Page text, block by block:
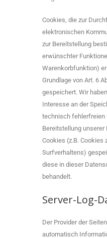
Cookies, die zur
elektronischen
zur Bereitstellung
erwünschter
Warenkorbfunktion)
Grundlage von Art. 6
gespeichert. Wir
Interesse an der
technisch fehlerfreien
Bereitstellung unserer
Cookies (z.B. Cookies
Surfverhaltens)
diese in dieser
behandelt.
Server-Log-
Der Provider der
automatisch